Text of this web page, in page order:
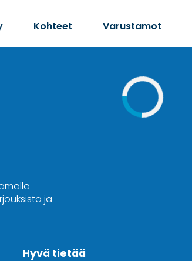
Kohteet Varustamot
ja
Hyvä tietää